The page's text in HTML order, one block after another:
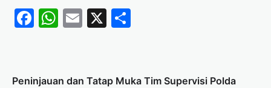
Facebook
WhatsApp
Email
X
Peninjauan dan Tatap Muka Tim Supervisi Polda